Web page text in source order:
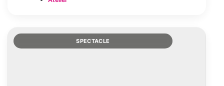
SPECTACLE